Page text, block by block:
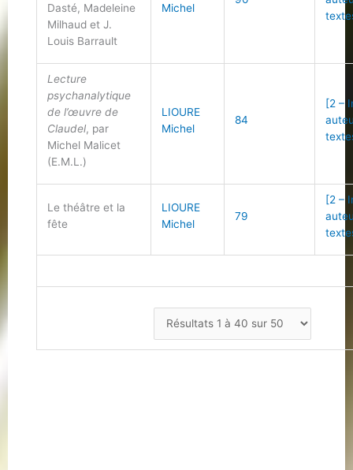
Dasté, Madeleine
Milhaud et J.
Louis Barrault
Michel
Lecture
psychanalytique
de l’œuvre de
Claudel, par
Michel Malicet
(E.M.L.)
LIOURE
Michel
84
[2 –
Le théâtre et la
fête
LIOURE
Michel
79
[2 –